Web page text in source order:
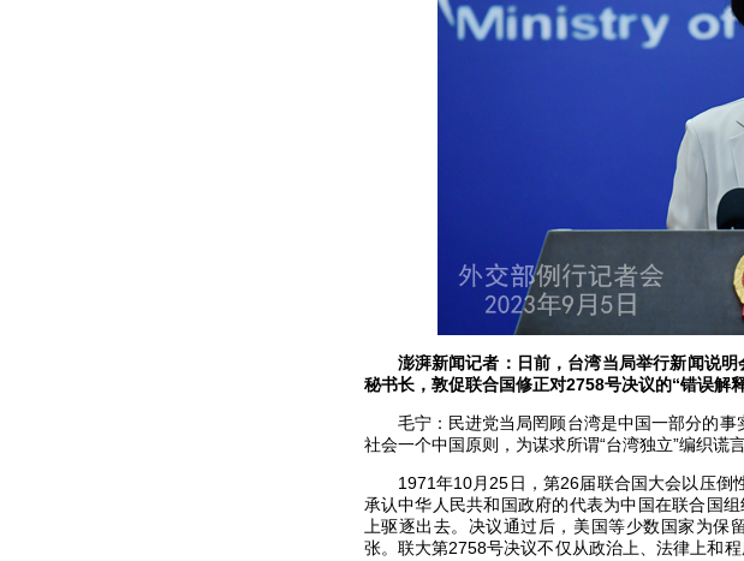
澎湃新闻记者：日前，台湾当局举行新闻说
秘书长，敦促联合国修正对2758号决议的“错误解
毛宁：民进党当局罔顾台湾是中国一部分的
社会一个中国原则，为谋求所谓“台湾独立”编织谎
1971年10月25日，第26届联合国大会以压倒
承认中华人民共和国政府的代表为中国在联合国
上驱逐出去。决议通过后，美国等少数国家为
张。联大第2758号决议不仅从政治上、法律上和